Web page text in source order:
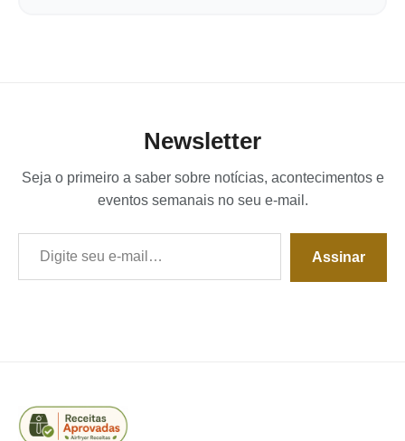
Newsletter
Seja o primeiro a saber sobre notícias, acontecimentos e
eventos semanais no seu e-mail.
Digite seu e-mail…
Assinar